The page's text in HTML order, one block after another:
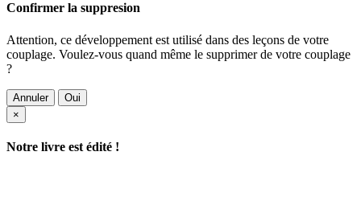
Confirmer la suppresion
Attention, ce développement est utilisé dans des leçons de votre
couplage. Voulez-vous quand même le supprimer de votre couplage
?
Annuler
Oui
×
Notre livre est édité !